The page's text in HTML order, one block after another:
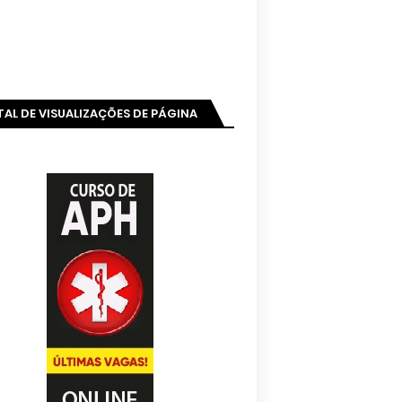
DE VISUALIZAÇÕES DE PÁGINA